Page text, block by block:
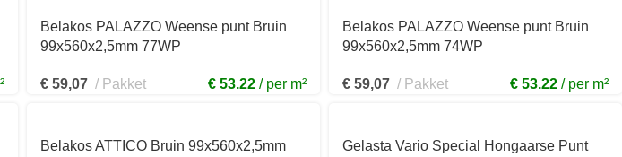
Belakos PALAZZO Weense punt Bruin
99x560x2,5mm 77WP
€ 59,07 Pakket € 53.22 per m²
Belakos PALAZZO Weense punt Bruin
99x560x2,5mm 74WP
€ 59,07 Pakket € 53.22 per m²
Belakos ATTICO Bruin 99x560x2,5mm
Gelasta Vario Special Hongaarse Punt